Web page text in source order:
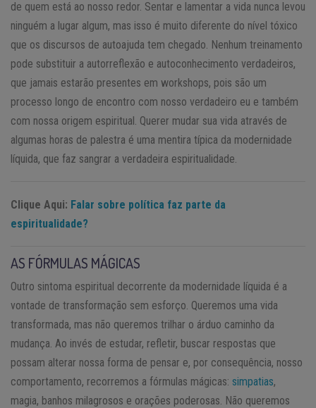
de quem está ao nosso redor. Sentar e lamentar a vida nunca levou
ninguém a lugar algum, mas isso é muito diferente do nível tóxico
que os discursos de autoajuda tem chegado. Nenhum treinamento
pode substituir a autorreflexão e autoconhecimento verdadeiros,
que jamais estarão presentes em workshops, pois são um
processo longo de encontro com nosso verdadeiro eu e também
com nossa origem espiritual. Querer mudar sua vida através de
algumas horas de palestra é uma mentira típica da modernidade
líquida, que faz sangrar a verdadeira espiritualidade.
Clique Aqui: Falar sobre política faz parte da
espiritualidade?
AS FÓRMULAS MÁGICAS
Outro sintoma espiritual decorrente da modernidade líquida é a
vontade de transformação sem esforço. Queremos uma vida
transformada, mas não queremos trilhar o árduo caminho da
mudança. Ao invés de estudar, refletir, buscar respostas que
possam alterar nossa forma de pensar e, por consequência, nosso
comportamento, recorremos a fórmulas mágicas: simpatias,
magia, banhos milagrosos e orações poderosas. Não queremos